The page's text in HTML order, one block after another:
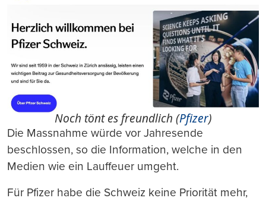
Noch tönt es freundlich (Pfizer)
Die Massnahme würde vor Jahresende
beschlossen, so die Information, welche in den
Medien wie ein Lauffeuer umgeht.
Für Pfizer habe die Schweiz keine Priorität mehr,